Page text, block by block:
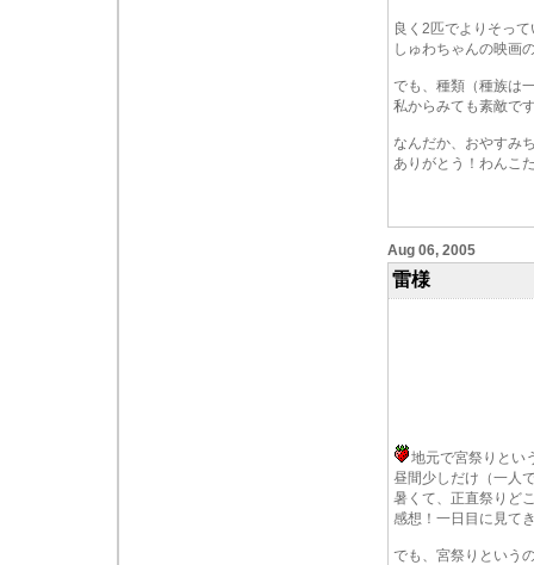
良く2匹でよりそっ
しゅわちゃんの映画
でも、種類（種族は
私からみても素敵で
なんだか、おやすみ
ありがとう！わんこ
Aug 06, 2005
雷様
地元で宮祭りとい
昼間少しだけ（一人
暑くて、正直祭りど
感想！一日目に見て
でも、宮祭りという